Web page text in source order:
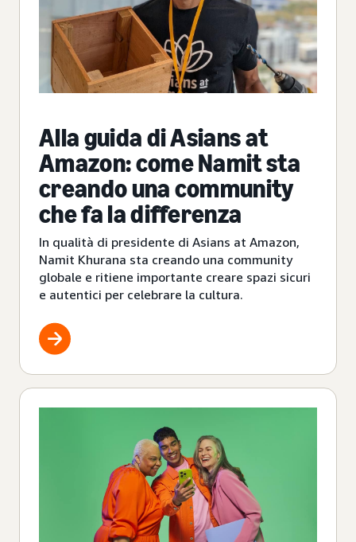
Alla guida di Asians at
Amazon: come Namit sta
creando una community
che fa la differenza
In qualità di presidente di Asians at Amazon,
Namit Khurana sta creando una community
globale e ritiene importante creare spazi sicuri
e autentici per celebrare la cultura.